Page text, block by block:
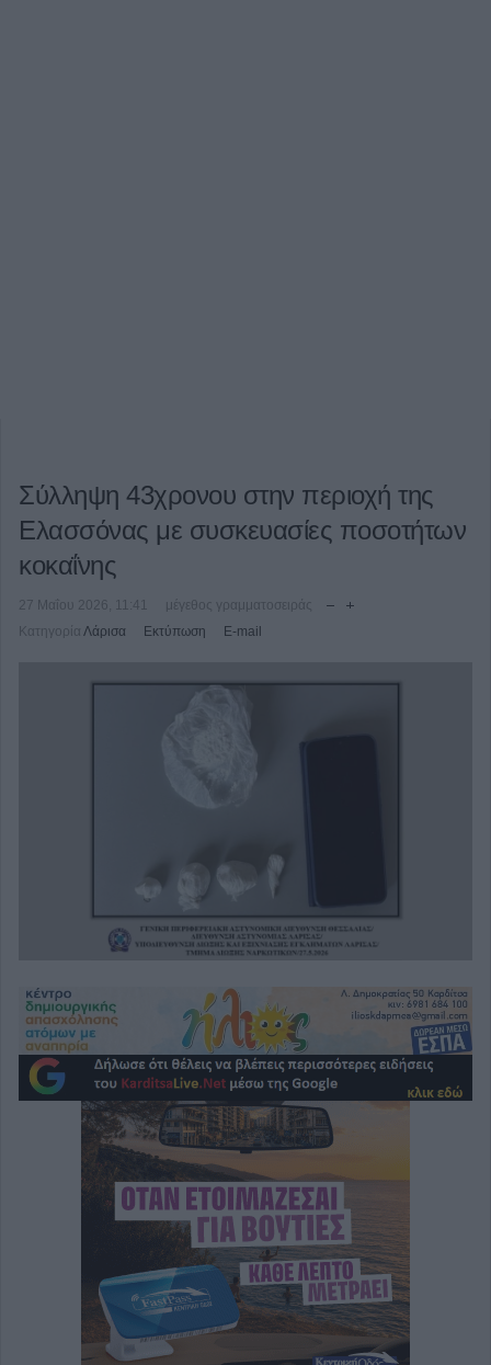
Σύλληψη 43χρονου στην περιοχή της
Ελασσόνας με συσκευασίες ποσοτήτων
κοκαΐνης
27 Μαΐου 2026, 11:41
μέγεθος γραμματοσειράς
Κατηγορία Λάρισα Εκτύπωση E-mail